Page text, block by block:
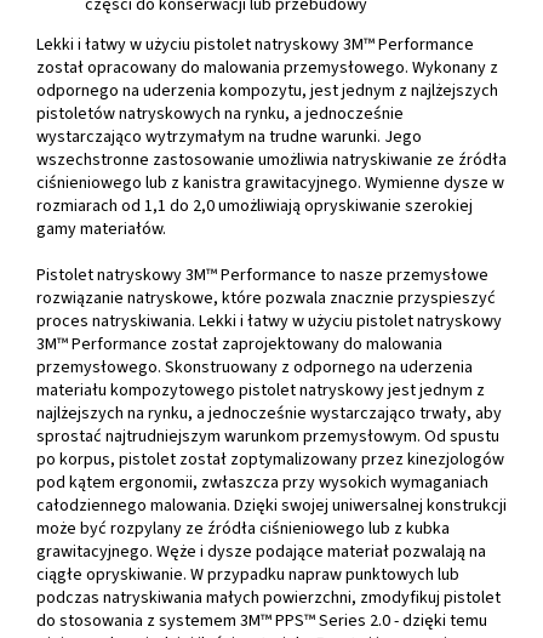
części do konserwacji lub przebudowy
Lekki i łatwy w użyciu pistolet natryskowy 3M™ Performance
został opracowany do malowania przemysłowego. Wykonany z
odpornego na uderzenia kompozytu, jest jednym z najlżejszych
pistoletów natryskowych na rynku, a jednocześnie
wystarczająco wytrzymałym na trudne warunki. Jego
wszechstronne zastosowanie umożliwia natryskiwanie ze źródła
ciśnieniowego lub z kanistra grawitacyjnego. Wymienne dysze w
rozmiarach od 1,1 do 2,0 umożliwiają opryskiwanie szerokiej
gamy materiałów.
Pistolet natryskowy 3M™ Performance to nasze przemysłowe
rozwiązanie natryskowe, które pozwala znacznie przyspieszyć
proces natryskiwania. Lekki i łatwy w użyciu pistolet natryskowy
3M™ Performance został zaprojektowany do malowania
przemysłowego. Skonstruowany z odpornego na uderzenia
materiału kompozytowego pistolet natryskowy jest jednym z
najlżejszych na rynku, a jednocześnie wystarczająco trwały, aby
sprostać najtrudniejszym warunkom przemysłowym. Od spustu
po korpus, pistolet został zoptymalizowany przez kinezjologów
pod kątem ergonomii, zwłaszcza przy wysokich wymaganiach
całodziennego malowania. Dzięki swojej uniwersalnej konstrukcji
może być rozpylany ze źródła ciśnieniowego lub z kubka
grawitacyjnego. Węże i dysze podające materiał pozwalają na
ciągłe opryskiwanie. W przypadku napraw punktowych lub
podczas natryskiwania małych powierzchni, zmodyfikuj pistolet
do stosowania z systemem 3M™ PPS™ Series 2.0 - dzięki temu